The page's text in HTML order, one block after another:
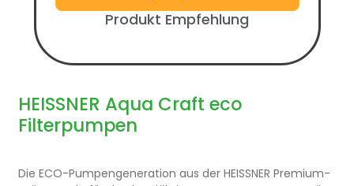
Produkt Empfehlung
HEISSNER Aqua Craft eco
Filterpumpen
Die ECO-Pumpengeneration aus der HEISSNER Premium-